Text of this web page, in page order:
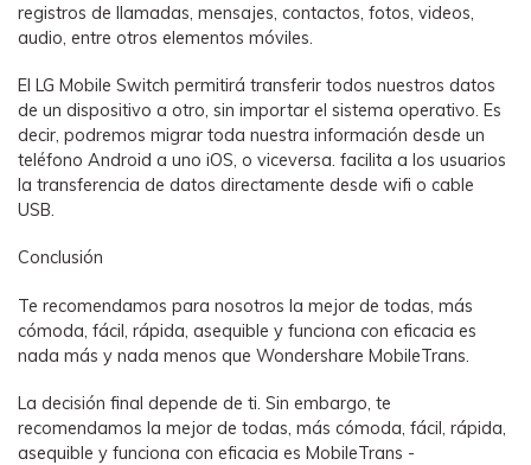
registros de llamadas, mensajes, contactos, fotos, videos,
audio, entre otros elementos móviles.
El LG Mobile Switch permitirá transferir todos nuestros datos
de un dispositivo a otro, sin importar el sistema operativo. Es
decir, podremos migrar toda nuestra información desde un
teléfono Android a uno iOS, o viceversa. facilita a los usuarios
la transferencia de datos directamente desde wifi o cable
USB.
Conclusión
Te recomendamos para nosotros la mejor de todas, más
cómoda, fácil, rápida, asequible y funciona con eficacia es
nada más y nada menos que Wondershare MobileTrans.
La decisión final depende de ti. Sin embargo, te
recomendamos la mejor de todas, más cómoda, fácil, rápida,
asequible y funciona con eficacia es MobileTrans -